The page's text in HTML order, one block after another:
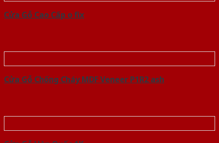
Cửa Gỗ Cao Cấp o fix
Cửa Gỗ Chống Cháy MDF Veneer P1R2 ash